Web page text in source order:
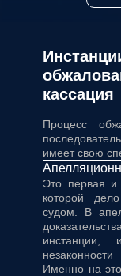
кассация
Процесс
имеет свою
Это первая и
которой
судом. В
Именно на